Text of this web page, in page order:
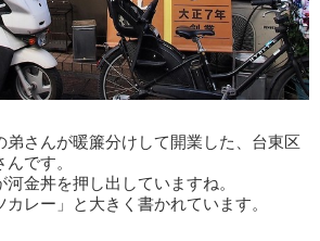
弟さんが暖簾分けして開業した、台東区
です。
金丼を押し出していますね。
レー」と大きく書かれています。